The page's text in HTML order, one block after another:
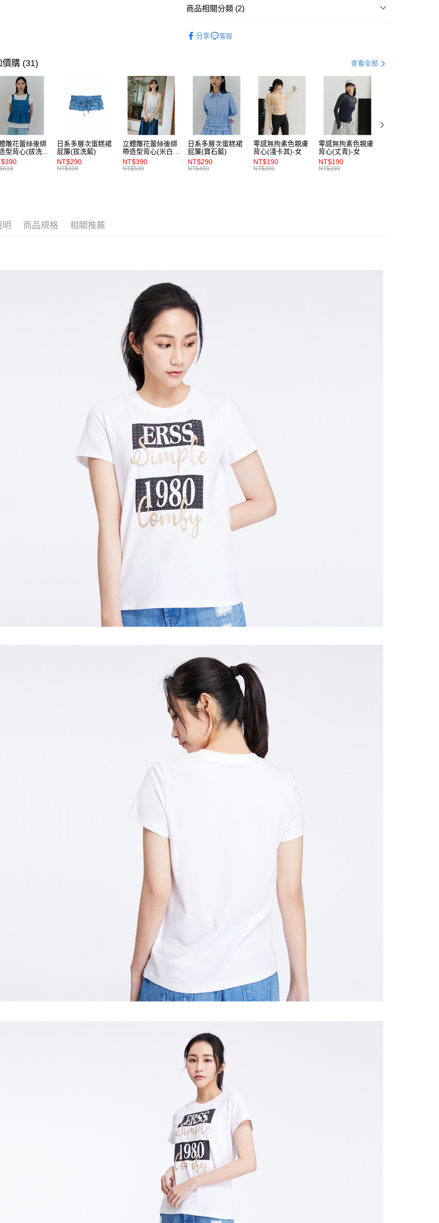
付」結帳頁面，進行簡訊認證並確認金額後，即可完成結帳。
絡購買商品的店家。未經商家同意取消之訂單仍視為有效，需透過AFTEE
先享後付繳納相關費用。
※ 交易是否成功請以「AFTEE先享後付 」之結帳頁面顯示為準，若有關於
是否繳費成功／繳費後需取消欲退款等相關疑問，請聯繫「AFTEE先享後
付客戶支援中心」https://netprotections.freshdesk.com/support/home
【注意事項】
１．透過由恩沛科技股份有限公司提供之「AFTEE先享後付」服務完成之
交易，需依本服務之必要範圍內提供個人資料，並將交易相關給付款項請
求債權轉讓予恩沛科技股份有限公司。
２．關於個人資料處理事宜，請瀏覽以下網址：
全家取貨付款
萊爾富取貨付款
每筆NT$80，滿NT$1,200(含以上)免運費
付款後萊爾富取貨
每筆NT$80，滿NT$1,200(含以上)免運費
7-11取貨付款
每筆NT$80，滿NT$1,200(含以上)免運費
付款後7-11取貨
商品相關分類 (2)
分享 客服
價購 (31) 查看全部
雕花蕾絲後綁
型背心(拔洗
女
日系多層次蛋糕裙
屁簾(拔洗藍)
NT$290
NT$390
立體雕花蕾絲後綁
帶造型背心(米白)-
女
NT$390
NT$590
日系多層次蛋糕裙
屁簾(寶石藍)
NT$290
NT$490
零感無拘素色親膚
背心(淺卡其)-女
NT$190
NT$390
零感無拘素色親膚
背心(丈青)-女
NT$190
NT$390
明 商品規格 相關推薦